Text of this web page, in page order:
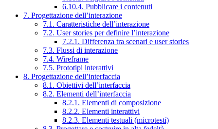
6.10.4. Pubblicare i contenuti
7. Progettazione dell’interazione
7.1. Caratteristiche dell’interazione
7.2. User stories per definire l’interazione
7.2.1. Differenza tra scenari e user stories
7.3. Flussi di interazione
7.4. Wireframe
7.5. Prototipi interattivi
8. Progettazione dell’interfaccia
8.1. Obiettivi dell’interfaccia
8.2. Elementi dell’interfaccia
8.2.1. Elementi di composizione
8.2.2. Elementi interattivi
8.2.3. Elementi testuali (microtesti)